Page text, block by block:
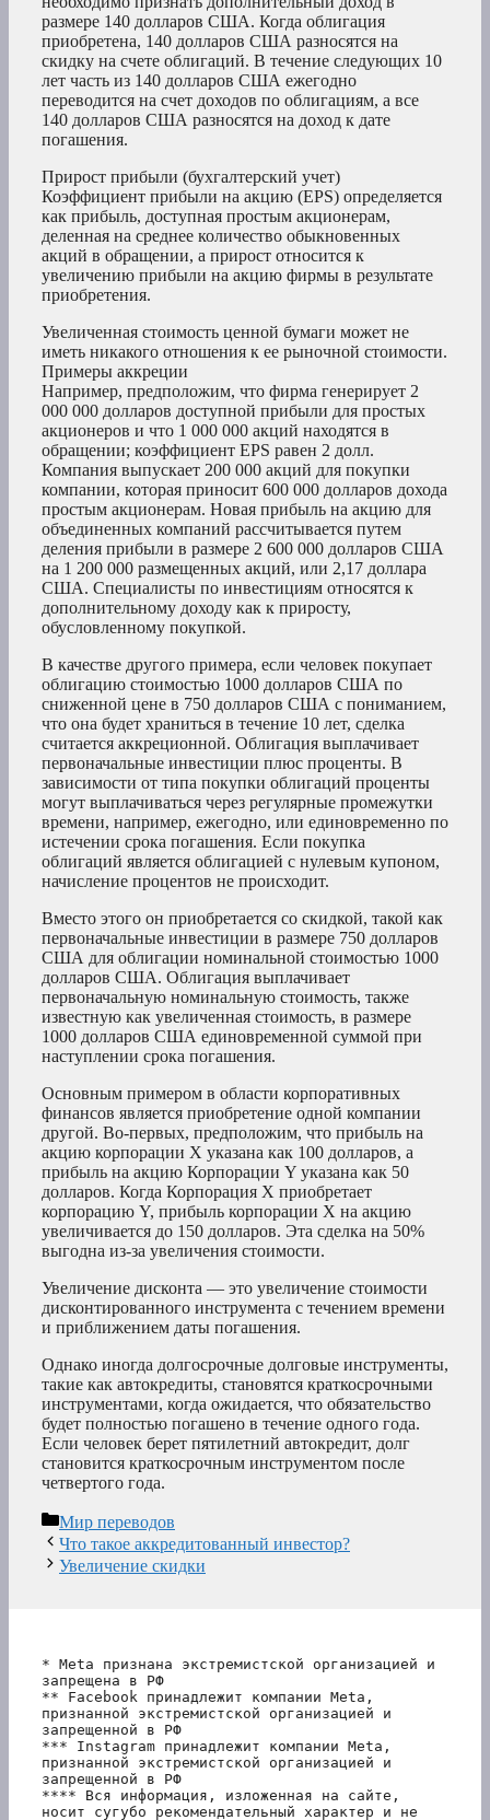
размере 140 долларов США. Когда облигация
приобретена, 140 долларов США разносятся на
скидку на счете облигаций. В течение следующих 10
лет часть из 140 долларов США ежегодно
переводится на счет доходов по облигациям, а все
140 долларов США разносятся на доход к дате
погашения.
Прирост прибыли (бухгалтерский учет)
Коэффициент прибыли на акцию (EPS) определяется
как прибыль, доступная простым акционерам,
деленная на среднее количество обыкновенных
акций в обращении, а прирост относится к
увеличению прибыли на акцию фирмы в результате
приобретения.
Увеличенная стоимость ценной бумаги может не
иметь никакого отношения к ее рыночной стоимости.
Примеры аккреции
Например, предположим, что фирма генерирует 2
000 000 долларов доступной прибыли для простых
акционеров и что 1 000 000 акций находятся в
обращении; коэффициент EPS равен 2 долл.
Компания выпускает 200 000 акций для покупки
компании, которая приносит 600 000 долларов дохода
простым акционерам. Новая прибыль на акцию для
объединенных компаний рассчитывается путем
деления прибыли в размере 2 600 000 долларов США
на 1 200 000 размещенных акций, или 2,17 доллара
США. Специалисты по инвестициям относятся к
дополнительному доходу как к приросту,
обусловленному покупкой.
В качестве другого примера, если человек покупает
облигацию стоимостью 1000 долларов США по
сниженной цене в 750 долларов США с пониманием,
что она будет храниться в течение 10 лет, сделка
считается аккреционной. Облигация выплачивает
первоначальные инвестиции плюс проценты. В
зависимости от типа покупки облигаций проценты
могут выплачиваться через регулярные промежутки
времени, например, ежегодно, или единовременно по
истечении срока погашения. Если покупка
облигаций является облигацией с нулевым купоном,
начисление процентов не происходит.
Вместо этого он приобретается со скидкой, такой как
первоначальные инвестиции в размере 750 долларов
США для облигации номинальной стоимостью 1000
долларов США. Облигация выплачивает
первоначальную номинальную стоимость, также
известную как увеличенная стоимость, в размере
1000 долларов США единовременной суммой при
наступлении срока погашения.
Основным примером в области корпоративных
финансов является приобретение одной компании
другой. Во-первых, предположим, что прибыль на
акцию корпорации X указана как 100 долларов, а
прибыль на акцию Корпорации Y указана как 50
долларов. Когда Корпорация X приобретает
корпорацию Y, прибыль корпорации X на акцию
увеличивается до 150 долларов. Эта сделка на 50%
выгодна из-за увеличения стоимости.
Увеличение дисконта — это увеличение стоимости
дисконтированного инструмента с течением времени
и приближением даты погашения.
Однако иногда долгосрочные долговые инструменты,
такие как автокредиты, становятся краткосрочными
инструментами, когда ожидается, что обязательство
будет полностью погашено в течение одного года.
Если человек берет пятилетний автокредит, долг
становится краткосрочным инструментом после
четвертого года.
Рубрики
Мир переводов
Что такое аккредитованный инвестор?
Увеличение скидки
* Meta признана экстремистской организацией и
запрещена в РФ
** Facebook принадлежит компании Meta,
признанной экстремистской организацией и
запрещенной в РФ
*** Instagram принадлежит компании Meta,
признанной экстремистской организацией и
запрещенной в РФ
**** Вся информация, изложенная на сайте,
носит сугубо рекомендательный характер и не